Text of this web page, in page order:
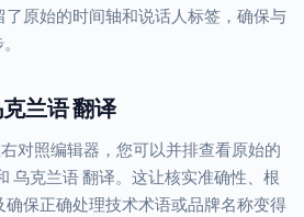
原始的时间轴和说话人标签，确保与
兰语 翻译
对照编辑器，您可以并排查看原始的
乌克兰语 翻译。这让核实准确性、根
保正确处理技术术语或品牌名称变得